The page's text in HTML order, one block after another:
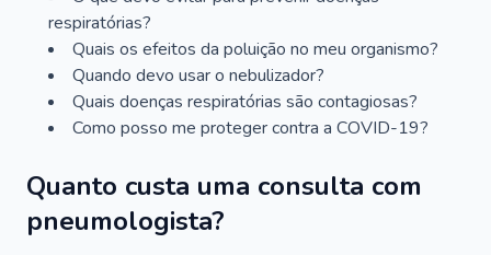
respiratórias?
Quais os efeitos da poluição no meu organismo?
Quando devo usar o nebulizador?
Quais doenças respiratórias são contagiosas?
Como posso me proteger contra a COVID-19?
Quanto custa uma consulta com
pneumologista?